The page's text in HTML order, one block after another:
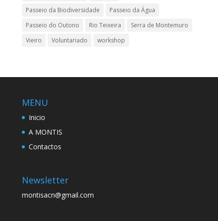
Passeio da Biodiversidade
Passeio da Água
Passeio do Outono
Rio Teixeira
Serra de Montemuro
Vieiro
Voluntariado workshop
MENU
Inicio
A MONTIS
Contactos
Newsletter
montisacn@gmail.com